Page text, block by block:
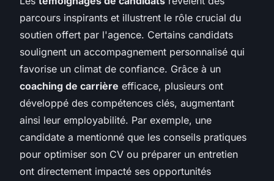
parcours inspirants et illustrent le rôle crucial du
soutien offert par l'agence. Certains candidats
soulignent un accompagnement personnalisé qui
favorise un climat de confiance. Grâce à un
coaching de carrière efficace, plusieurs ont
développé des compétences clés, augmentant
ainsi leur employabilité. Par exemple, une
candidate a mentionné que les conseils pratiques
pour optimiser son CV ou préparer un entretien
ont directement impacté ses opportunités